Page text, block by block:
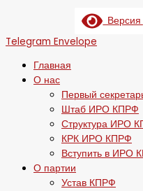
Telegram Envelope
Главная
О нас
Первый
Штаб ИРО КПРФ
Структура ИРО
КРК ИРО КПРФ
Вступить в ИРО
О партии
Устав КПРФ